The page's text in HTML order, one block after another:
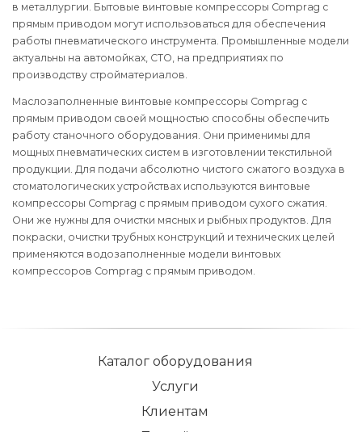
в металлургии. Бытовые винтовые компрессоры Comprag с
прямым приводом могут использоваться для обеспечения
работы пневматического инструмента. Промышленные модели
актуальны на автомойках, СТО, на предприятиях по
производству стройматериалов.
Маслозаполненные винтовые компрессоры Comprag с
прямым приводом своей мощностью способны обеспечить
работу станочного оборудования. Они применимы для
мощных пневматических систем в изготовлении текстильной
продукции. Для подачи абсолютно чистого сжатого воздуха в
стоматологических устройствах используются винтовые
компрессоры Comprag с прямым приводом сухого сжатия.
Они же нужны для очистки мясных и рыбных продуктов. Для
покраски, очистки трубных конструкций и технических целей
применяются водозаполненные модели винтовых
компрессоров Comprag с прямым приводом.
Каталог оборудования
Услуги
Клиентам